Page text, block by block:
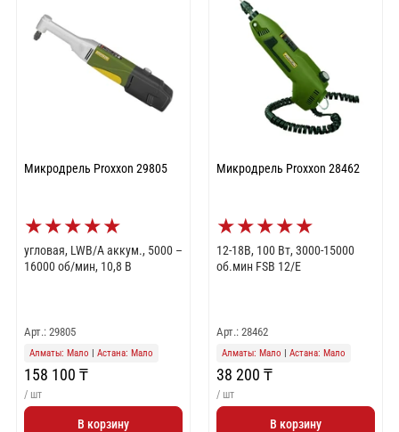
Микродрель Proxxon 29805
★★★★★
угловая, LWB/A аккум., 5000 –
16000 об/мин, 10,8 В
Арт.: 29805
Алматы: Мало Астана: Мало
158 100 ₸
/ шт
В корзину
Микродрель Proxxon 28462
★★★★★
12-18В, 100 Вт, 3000-15000
об.мин FSB 12/E
Арт.: 28462
Алматы: Мало Астана: Мало
38 200 ₸
/ шт
В корзину